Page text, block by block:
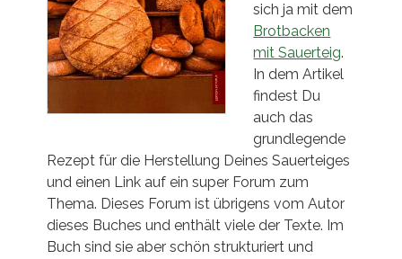
sich ja mit dem
Brotbacken
mit Sauerteig.
In dem Artikel
findest Du
auch das
grundlegende
Rezept für die Herstellung Deines Sauerteiges
und einen Link auf ein super Forum zum
Thema. Dieses Forum ist übrigens vom Autor
dieses Buches und enthält viele der Texte. Im
Buch sind sie aber schön strukturiert und